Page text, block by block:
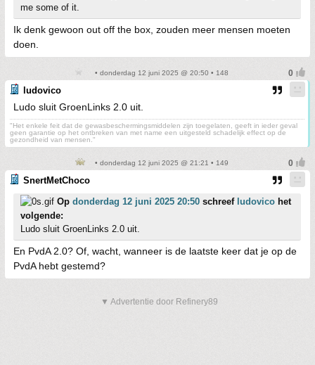
me some of it.
Ik denk gewoon out off the box, zouden meer mensen moeten
doen.
• donderdag 12 juni 2025 @ 20:50 • 148
ludovico
Ludo sluit GroenLinks 2.0 uit.
"Het enkele feit dat de gewasbeschermingsmiddelen zijn toegelaten, geeft in ieder geval
geen garantie op het ontbreken van met name een uitgesteld schadelijk effect op de
gezondheid van mensen."
• donderdag 12 juni 2025 @ 21:21 • 149
SnertMetChoco
Op donderdag 12 juni 2025 20:50 schreef ludovico het
volgende:
Ludo sluit GroenLinks 2.0 uit.
En PvdA 2.0? Of, wacht, wanneer is de laatste keer dat je op de
PvdA hebt gestemd?
▼ Advertentie door Refinery89